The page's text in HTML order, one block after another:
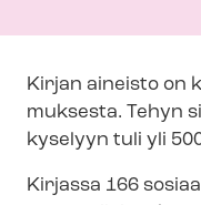
Kirjan aineisto on
muk­ses­ta. Tehyn
kyselyyn tuli yli
Kirjassa 166